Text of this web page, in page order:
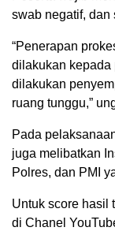
swab negatif, dan
“Penerapan
dilakukan kepada
dilakukan
ruang tunggu,”
Pada
juga melibatkan
Polres, dan PMI
Untuk score hasil
di Chanel